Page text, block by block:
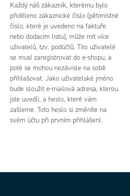
Každý náš zákazník, kterému bylo
přiděleno zákaznické číslo (pětimístné
číslo, které je uvedeno na faktuře
nebo dodacím listu), může mít více
uživatelů, tzv. podúčtů. Tito uživatelé
se musí zaregistrovat do e-shopu, a
poté se mohou nezávisle na sobě
přihlašovat. Jako uživatelské jméno
bude sloužit e-mailová adresa, kterou
jste uvedli, a heslo, které vám
zašleme. Toto heslo si změníte na
svém účtu při prvním přihlášení.